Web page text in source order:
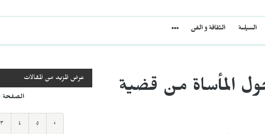
السياسة الثقافة و الفن
المأساة من قضية
عرض المزيد من المقالات
الصفحة ١ / ١٬٦٦٠
٣ ٤ ٥ ›